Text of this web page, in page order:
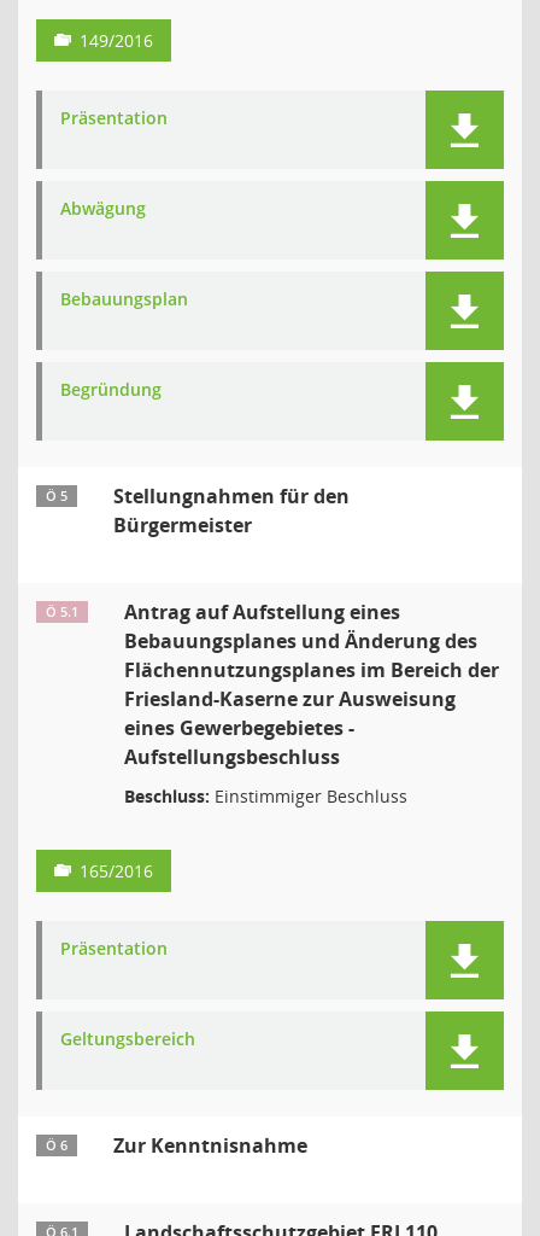
149/2016
Präsentation
Abwägung
Bebauungsplan
Begründung
Ö 5
Stellungnahmen für den
Bürgermeister
Ö 5.1
Antrag auf Aufstellung eines
Bebauungsplanes und Änderung des
Flächennutzungsplanes im Bereich der
Friesland-Kaserne zur Ausweisung
eines Gewerbegebietes -
Aufstellungsbeschluss
Beschluss: Einstimmiger Beschluss
165/2016
Präsentation
Geltungsbereich
Ö 6 Zur Kenntnisnahme
Ö 6.1